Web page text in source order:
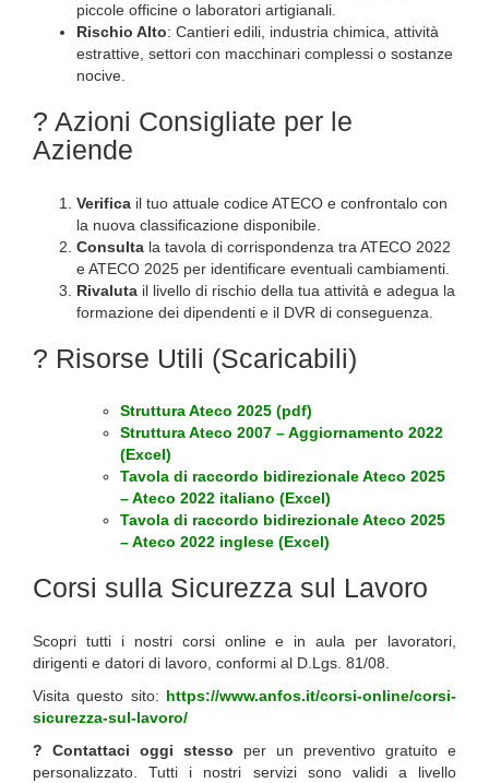
piccole officine o laboratori artigianali.
Rischio Alto: Cantieri edili, industria chimica, attività
estrattive, settori con macchinari complessi o sostanze
nocive.
? Azioni Consigliate per le
Aziende
Verifica il tuo attuale codice ATECO e confrontalo con
la nuova classificazione disponibile.
Consulta la tavola di corrispondenza tra ATECO 2022
e ATECO 2025 per identificare eventuali cambiamenti.
Rivaluta il livello di rischio della tua attività e adegua la
formazione dei dipendenti e il DVR di conseguenza.
? Risorse Utili (Scaricabili)
Struttura Ateco 2025 (pdf)
Struttura Ateco 2007 – Aggiornamento 2022
(Excel)
Tavola di raccordo bidirezionale Ateco 2025
– Ateco 2022 italiano (Excel)
Tavola di raccordo bidirezionale Ateco 2025
– Ateco 2022 inglese (Excel)
Corsi sulla Sicurezza sul Lavoro
Scopri tutti i nostri corsi online e in aula per lavoratori,
dirigenti e datori di lavoro, conformi al D.Lgs. 81/08.
Visita questo sito: https://www.anfos.it/corsi-online/corsi-
sicurezza-sul-lavoro/
? Contattaci oggi stesso per un preventivo gratuito e
personalizzato. Tutti i nostri servizi sono validi a livello